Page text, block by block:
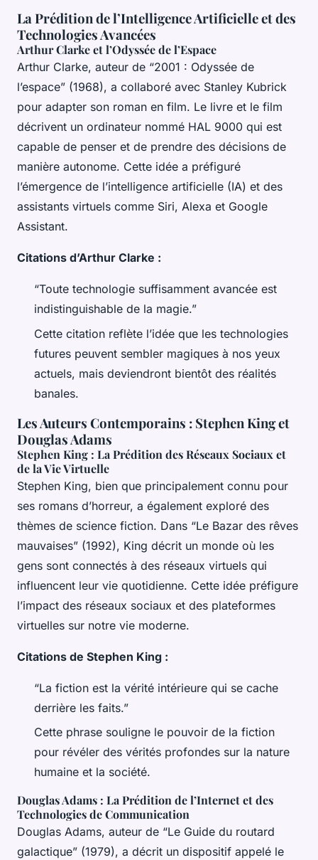
La Prédition de l’Intelligence Artificielle et des
Technologies Avancées
Arthur Clarke et l’Odyssée de l’Espace
Arthur Clarke, auteur de “2001 : Odyssée de
l’espace” (1968), a collaboré avec Stanley Kubrick
pour adapter son roman en film. Le livre et le film
décrivent un ordinateur nommé HAL 9000 qui est
capable de penser et de prendre des décisions de
manière autonome. Cette idée a préfiguré
l’émergence de l’intelligence artificielle (IA) et des
assistants virtuels comme Siri, Alexa et Google
Assistant.
Citations d’Arthur Clarke :
“Toute technologie suffisamment avancée est
indistinguishable de la magie.”
Cette citation reflète l’idée que les technologies
futures peuvent sembler magiques à nos yeux
actuels, mais deviendront bientôt des réalités
banales.
Les Auteurs Contemporains : Stephen King et
Douglas Adams
Stephen King : La Prédition des Réseaux Sociaux et
de la Vie Virtuelle
Stephen King, bien que principalement connu pour
ses romans d’horreur, a également exploré des
thèmes de science fiction. Dans “Le Bazar des rêves
mauvaises” (1992), King décrit un monde où les
gens sont connectés à des réseaux virtuels qui
influencent leur vie quotidienne. Cette idée préfigure
l’impact des réseaux sociaux et des plateformes
virtuelles sur notre vie moderne.
Citations de Stephen King :
“La fiction est la vérité intérieure qui se cache
derrière les faits.”
Cette phrase souligne le pouvoir de la fiction
pour révéler des vérités profondes sur la nature
humaine et la société.
Douglas Adams : La Prédition de l’Internet et des
Technologies de Communication
Douglas Adams, auteur de “Le Guide du routard
galactique” (1979), a décrit un dispositif appelé le